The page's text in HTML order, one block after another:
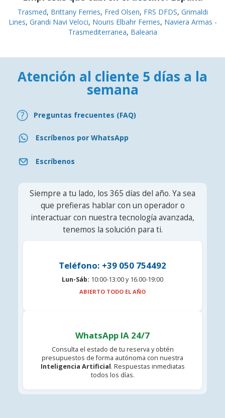
Trasmed, Brittany Ferries, Fred Olsen, FRS DFDS, Grimaldi
Lines, Grandi Navi Veloci, Nouris Elbahr Ferries, Naviera Armas -
Trasmediterranea, Balearia
Atención al cliente 5 días a la
semana
Preguntas frecuentes (FAQ)
Escríbenos por WhatsApp
Escríbenos
Siempre a tu lado, los 365 días del año. Ya sea
que prefieras hablar con un operador o
interactuar con nuestra tecnología avanzada,
tenemos la solución para ti.
Teléfono: +39 050 754492
Lun-Sáb: 10:00-13:00 y 16.00-19:00
ABIERTO TODO EL AÑO
WhatsApp IA 24/7
Consulta el estado de tu reserva y obtén
presupuestos de forma autónoma con nuestra
Inteligencia Artificial. Respuestas inmediatas
todos los días.